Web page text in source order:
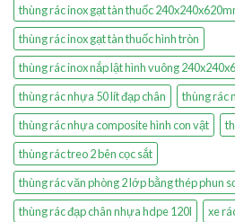
thùng rác inox gạt tàn thuốc
thùng rác inox gạt tàn thuốc hình tròn
thùng rác inox nắp lật hình vuông
thùng rác nhựa 50 lít đạp chân
thùng rác
thùng rác nhựa composite hình con vật
thùng rác treo 2 bên cọc sắt
thùng rác văn phòng 2 lớp bằng thép phun
thùng rác đạp chân nhựa hdpe 120l
xe